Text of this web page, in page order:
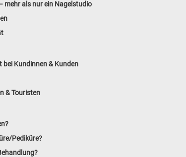
mehr als nur ein Nagelstudio
bei Kundinnen & Kunden
& Touristen
Pediküre?